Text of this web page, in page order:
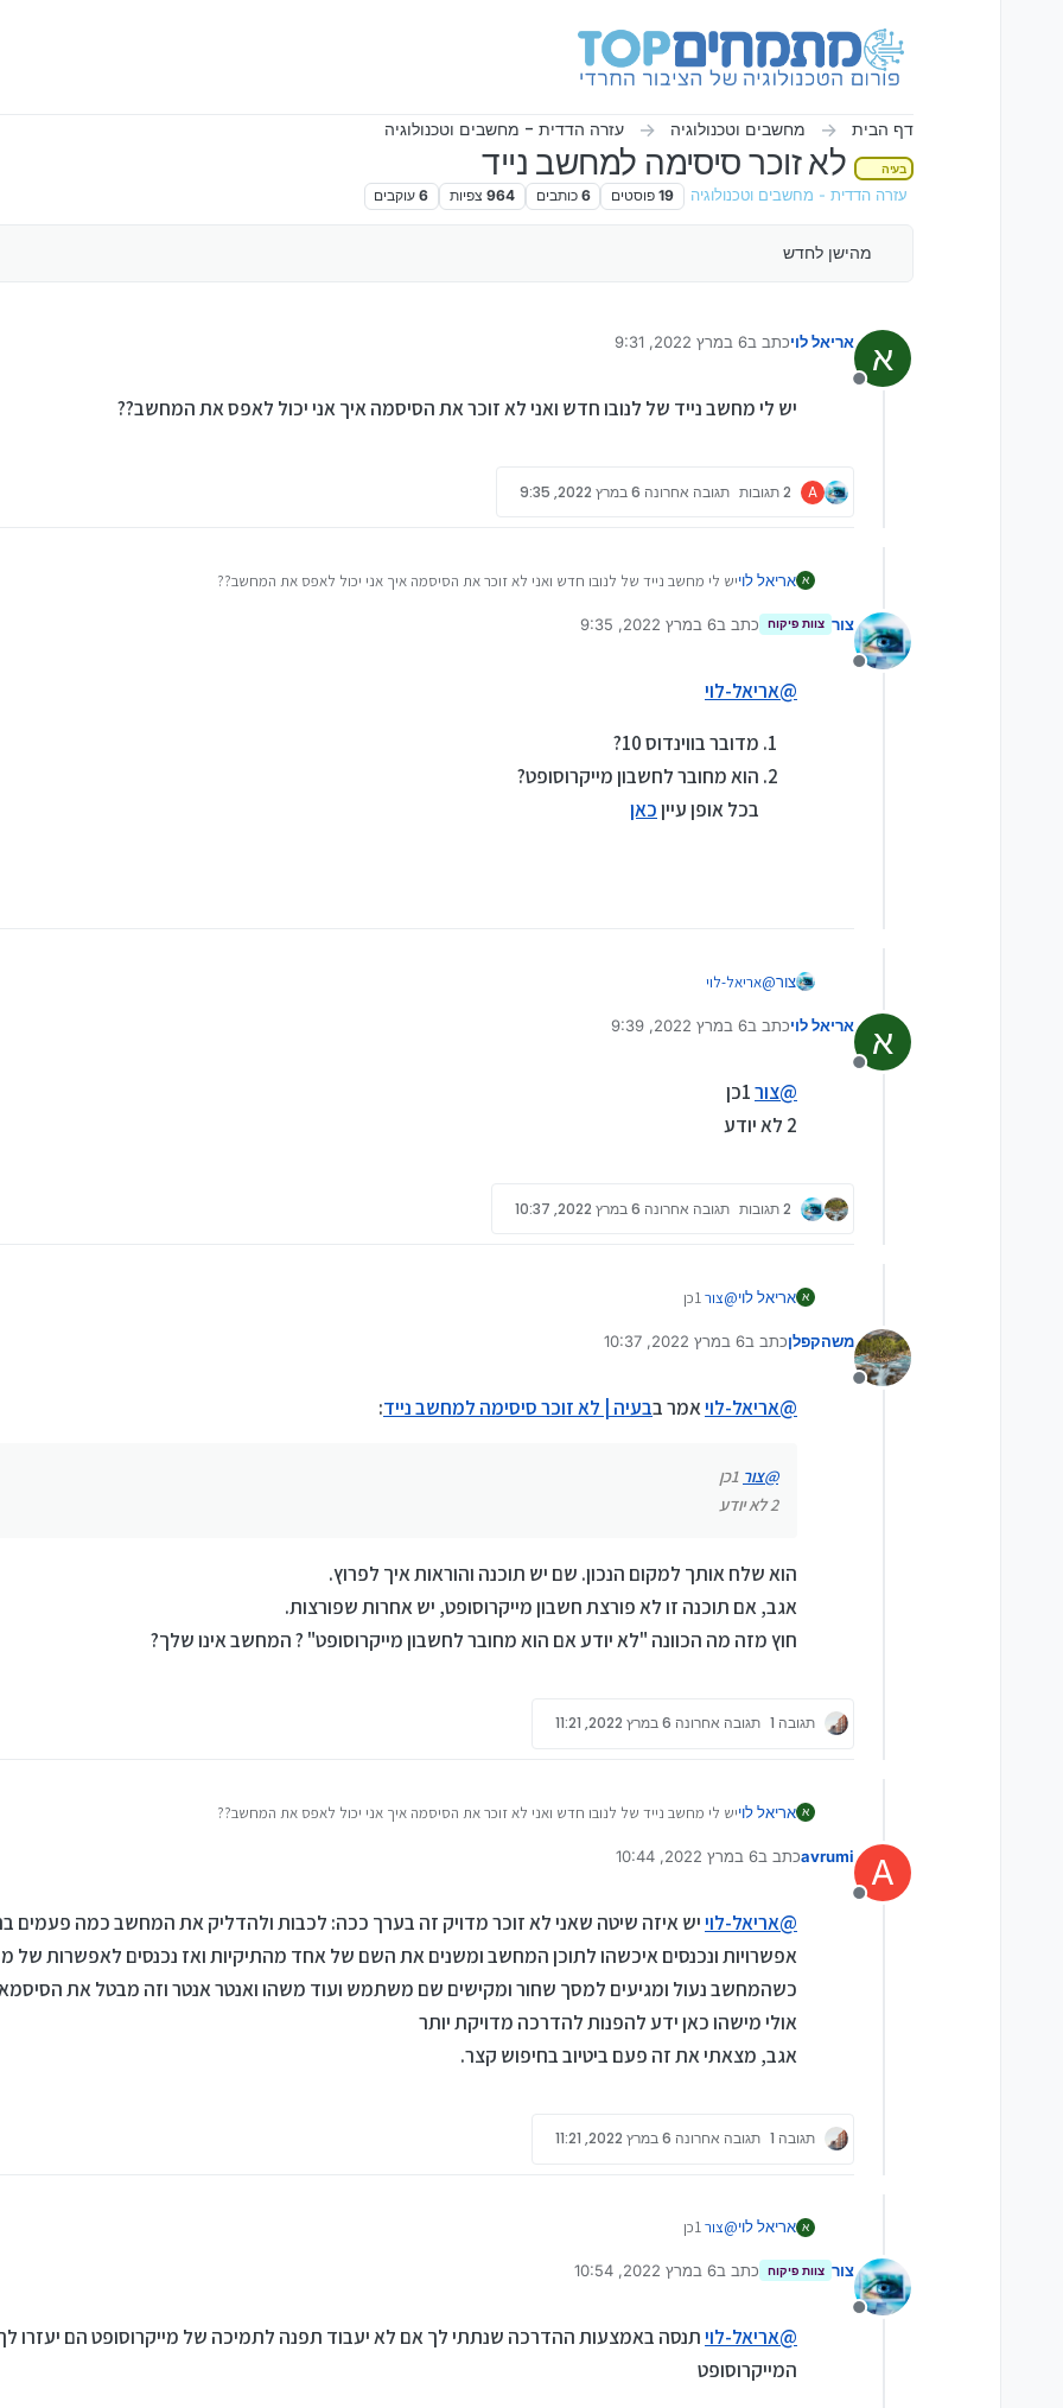
דף הבית מחשבים וטכנולוגיה עזרה הדדית - מחשבים וטכנולוגיה
בעיה לא זוכר סיסימה למחשב נייד
עזרה הדדית - מחשבים וטכנולוגיה 19 פוסטים 6 כותבים 964 צפיות 6 עוקבים
מהישן לחדש
א
מנותק
אריאל לויכתב ב6 במרץ 2022, 9:31
נערך לאחרונה על ידי
יש לי מחשב נייד של לנובו חדש ואני לא זוכר את הסיסמה איך אני יכול לאפס את המחשב??
A 2 תגובות תגובה אחרונה 6 במרץ 2022, 9:35
א אריאל לוייש לי מחשב נייד של לנובו חדש ואני לא זוכר את הסיסמה איך אני יכול לאפס את המחשב??
מנותק
צור צוות פיקוח כתב ב6 במרץ 2022, 9:35
נערך לאחרונה על ידי צור
@אריאל-לוי
מדובר בווינדוס 10?
הוא מחובר לחשבון מייקרוסופט?
בכל אופן עייןכאן
צור@אריאל-לוי
מדובר בווינדוס 10?
א
מנותק
אריאל לויכתב ב6 במרץ 2022, 9:39
נערך לאחרונה על ידי
@צור
2 לא יודע
2 תגובות תגובה אחרונה 6 במרץ 2022, 10:37
א אריאל לוי@צור
מנותק
משהקפלןכתב ב6 במרץ 2022, 10:37
נערך לאחרונה על ידי
@אריאל-לויאמר בבעיה | לא זוכר סיסימה למחשב נייד:
@צור
2 לא יודע
הוא שלח אותך למקום הנכון. שם יש תוכנה והוראות איך לפרוץ.
אגב, אם תוכנה זו לא פורצת חשבון מייקרוסופט, יש אחרות שפורצות.
חוץ מזה מה הכוונה "לא יודע אם הוא מחובר לחשבון מייקרוסופט" ? המחשב אינו שלך?
תגובה 1 תגובה אחרונה 6 במרץ 2022, 11:21
א אריאל לוייש לי מחשב נייד של לנובו חדש ואני לא זוכר את הסיסמה איך אני יכול לאפס את המחשב??
A
מנותק
avrumiכתב ב6 במרץ 2022, 10:44
נערך לאחרונה על ידי avrumi3 ביוני 2022, 10:45
@אריאל-לוייש איזה שיטה שאני לא זוכר מדויק זה בערך ככה: לכבות ולהדליק את המחשב כמה פעמים
אפשרויות ונכנסים איכשהו לתוכן המחשב ומשנים את השם של אחד מהתיקיות ואז נכנסים לאפשרות של
כשהמחשב נעול ומגיעים למסך שחור ומקישים שם משתמש ועוד משהו ואנטר אנטר וזה מבטל את
אולי מישהו כאן ידע להפנות להדרכה מדויקת יותר
אגב, מצאתי את זה פעם ביטיוב בחיפוש קצר.
תגובה 1 תגובה אחרונה 6 במרץ 2022, 11:21
א אריאל לוי@צור
מנותק
צור צוות פיקוח כתב ב6 במרץ 2022, 10:54
נערך לאחרונה על ידי
@אריאל-לויתנסה באמצעות ההדרכה שנתתי לך אם לא יעבוד תפנה לתמיכה של מייקרוסופט הם יעזרו
המייקרוסופט